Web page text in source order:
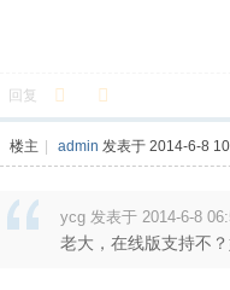
回复
楼主 | admin 发表于 2014-6-8
ycg 发表于 2014-6-8
老大，在线版支持不